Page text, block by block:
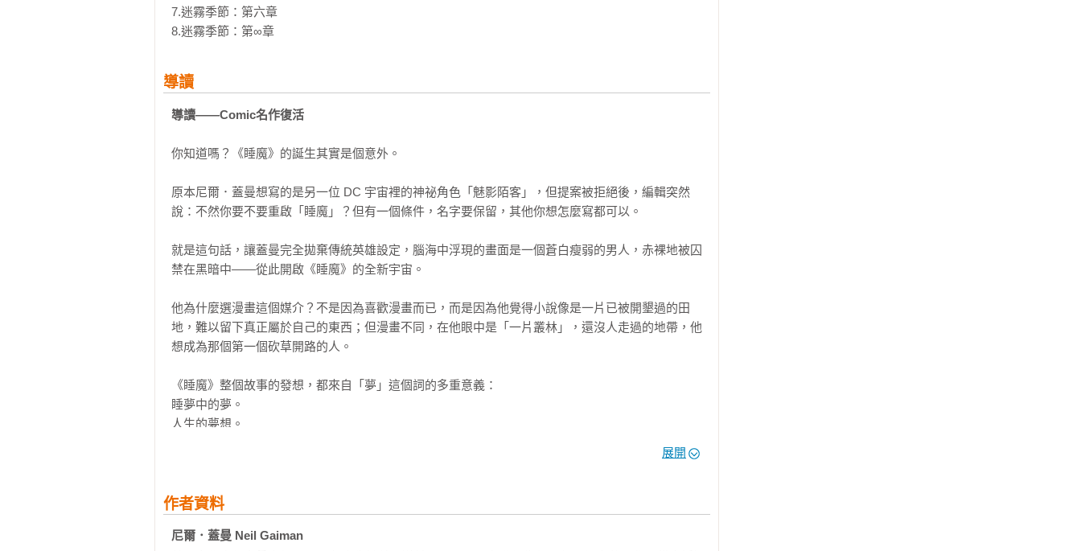
一萬年前，夢之王降罪於一名曾愛過他的女子，將她打入地獄，永世不得超生。
在本集中，無盡家族——他不朽的手足——其他成員說服了他，這樣的懲罰並不公正。
7.迷霧季節：第六章
8.迷霧季節：第∞章
導讀
導讀——Comic名作復活
你知道嗎？《睡魔》的誕生其實是個意外。
原本尼爾．蓋曼想寫的是另一位 DC 宇宙裡的神祕角色「魅影陌客」，但提案被拒絕後，編輯突然
說：不然你要不要重啟「睡魔」？但有一個條件，名字要保留，其他你想怎麼寫都可以。
就是這句話，讓蓋曼完全拋棄傳統英雄設定，腦海中浮現的畫面是一個蒼白瘦弱的男人，赤裸地被囚
禁在黑暗中——從此開啟《睡魔》的全新宇宙。
他為什麼選漫畫這個媒介？不是因為喜歡漫畫而已，而是因為他覺得小說像是一片已被開墾過的田
地，難以留下真正屬於自己的東西；但漫畫不同，在他眼中是「一片叢林」，還沒人走過的地帶，他
想成為那個第一個砍草開路的人。
《睡魔》整個故事的發想，都來自「夢」這個詞的多重意義：
睡夢中的夢。
人生的夢想。
魔》很多驚悚畫面都來自蓋曼的惡夢。他從小常常夢到可怕的事，但創作《睡魔》之後，每次夢到噩
展開
作者資料
尼爾．蓋曼 Neil Gaiman